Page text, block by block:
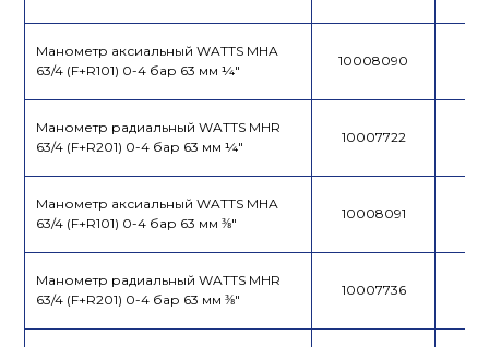
Манометр аксиальный WATTS MHA
63/4 (F+R101) 0-4 бар 63 мм ¼"
10008090
Манометр радиальный WATTS MHR
63/4 (F+R201) 0-4 бар 63 мм ¼"
10007722
Манометр аксиальный WATTS MHA
63/4 (F+R101) 0-4 бар 63 мм ⅜"
10008091
Манометр радиальный WATTS MHR
63/4 (F+R201) 0-4 бар 63 мм ⅜"
10007736